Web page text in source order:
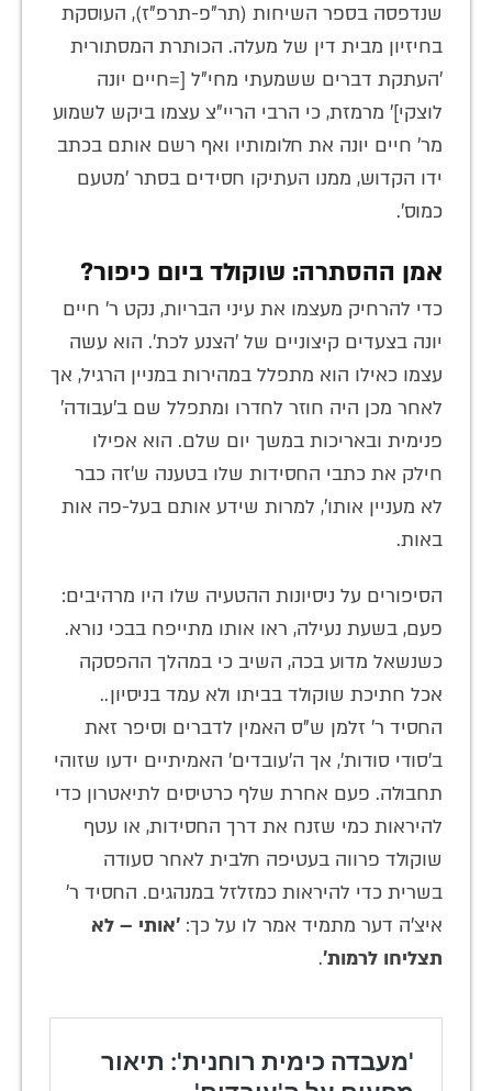
שנדפסה בספר השיחות (תר"פ-תרפ"ז), העוסקת
בחיזיון מבית דין של מעלה. הכותרת המסתורית
'העתקת דברים ששמעתי מחי"ל [=חיים יונה
לוצקי]' מרמזת, כי הרבי הריי"צ עצמו ביקש לשמוע
מר' חיים יונה את חלומותיו ואף רשם אותם בכתב
ידו הקדוש, ממנו העתיקו חסידים בסתר 'מטעם
כמוס'.
אמן ההסתרה: שוקולד ביום כיפור?
כדי להרחיק מעצמו את עיני הבריות, נקט ר' חיים
יונה בצעדים קיצוניים של 'הצנע לכת'. הוא עשה
עצמו כאילו הוא מתפלל במהירות במניין הרגיל, אך
לאחר מכן היה חוזר לחדרו ומתפלל שם ב'עבודה'
פנימית ובאריכות במשך יום שלם. הוא אפילו
חילק את כתבי החסידות שלו בטענה ש'זה כבר
לא מעניין אותו', למרות שידע אותם בעל-פה אות
באות.
הסיפורים על ניסיונות ההטעיה שלו היו מרהיבים:
פעם, בשעת נעילה, ראו אותו מתייפח בבכי נורא.
כשנשאל מדוע בכה, השיב כי במהלך ההפסקה
אכל חתיכת שוקולד בביתו ולא עמד בניסיון..
החסיד ר' זלמן ש"ס האמין לדברים וסיפר זאת
ב'סודי סודות', אך ה'עובדים' האמיתיים ידעו שזוהי
תחבולה. פעם אחרת שלף כרטיסים לתיאטרון כדי
להיראות כמי שזנח את דרך החסידות, או עטף
שוקולד פרווה בעטיפה חלבית לאחר סעודה
בשרית כדי להיראות כמזלזל במנהגים. החסיד ר'
איצ'ה דער מתמיד אמר לו על כך: 'אותי – לא
תצליחו לרמות'.